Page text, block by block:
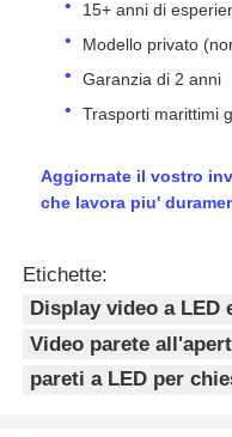
15+ anni di
Modello privato
Garanzia di 2 anni
Trasporti marittimi
Aggiornate il vostro
che lavora piu'
Etichette:
Display video a LED
Video parete
pareti a LED per